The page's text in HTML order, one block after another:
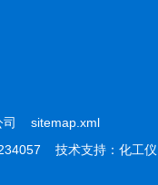
司 sitemap.xml
技术支持： 化工仪